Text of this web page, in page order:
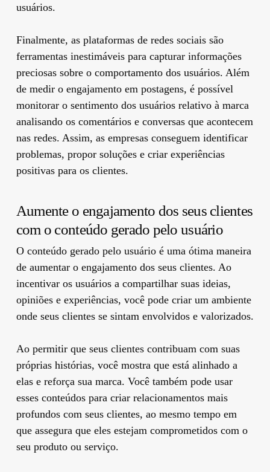
usuários.
Finalmente, as plataformas de redes sociais são
ferramentas inestimáveis para capturar informações
preciosas sobre o comportamento dos usuários. Além
de medir o engajamento em postagens, é possível
monitorar o sentimento dos usuários relativo à marca
analisando os comentários e conversas que acontecem
nas redes. Assim, as empresas conseguem identificar
problemas, propor soluções e criar experiências
positivas para os clientes.
Aumente o engajamento dos seus clientes
com o conteúdo gerado pelo usuário
O conteúdo gerado pelo usuário é uma ótima maneira
de aumentar o engajamento dos seus clientes. Ao
incentivar os usuários a compartilhar suas ideias,
opiniões e experiências, você pode criar um ambiente
onde seus clientes se sintam envolvidos e valorizados.
Ao permitir que seus clientes contribuam com suas
próprias histórias, você mostra que está alinhado a
elas e reforça sua marca. Você também pode usar
esses conteúdos para criar relacionamentos mais
profundos com seus clientes, ao mesmo tempo em
que assegura que eles estejam comprometidos com o
seu produto ou serviço.